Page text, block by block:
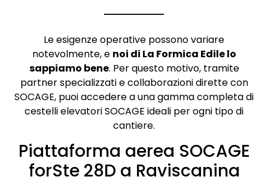
Le esigenze operative possono variare
notevolmente, e noi di La Formica Edile lo
sappiamo bene. Per questo motivo, tramite
partner specializzati e collaborazioni dirette con
SOCAGE, puoi accedere a una gamma completa di
cestelli elevatori SOCAGE ideali per ogni tipo di
cantiere.
Piattaforma aerea SOCAGE
forSte 28D a Raviscanina